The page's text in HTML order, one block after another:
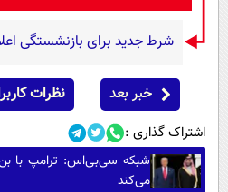
شرط جدید برای بازنشستگی
خبر بعد نظرات
اشتراک گذاری :
شبکه سی‌بی‌اس: ترامپ با بن
می‌کند